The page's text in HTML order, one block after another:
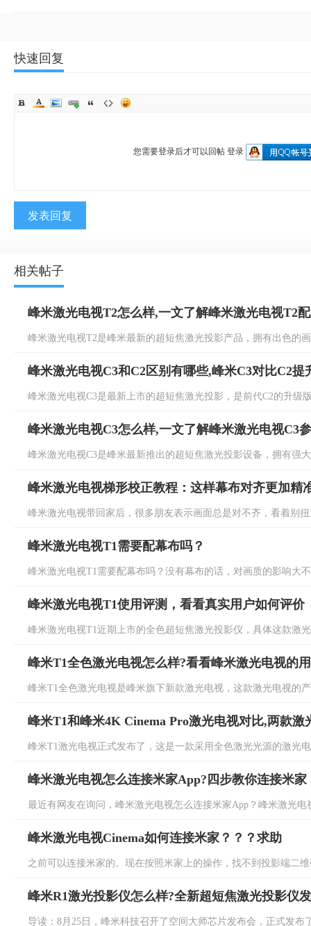
快速回复
您需要登录后才可以回帖 登录
发表回复
相关帖子
峰米激光电视T2怎么样,一文了解峰米激光电视T2
峰米激光电视T2是峰米最新的超短焦激光投影产品，拥有出色的
峰米激光电视C3和C2区别有哪些,峰米C3对比C2提
峰米激光电视C3是最新上市的超短焦激光投影，是前代C2的升级
峰米激光电视C3怎么样,一文了解峰米激光电视C3
峰米激光电视C3是峰米最新推出的超短焦激光投影设备，拥有强
峰米激光电视梯形校正教程：这样幕布对齐更加精
峰米激光电视带回家后，很多朋友表示画面总是对不齐，看着别
峰米激光电视T1需要配幕布吗？
峰米激光电视T1需要配幕布吗？没有幕布的话，对画质的影响大
峰米激光电视T1使用评测，看看真实用户如何评价
峰米激光电视T1近期上市的全色超短焦激光投影仪，具体这款激
峰米T1全色激光电视怎么样?看看峰米激光电视的
峰米T1全色激光电视是峰米旗下新款激光电视，这款激光电视的
峰米T1和峰米4K Cinema Pro激光电视对比,两款激
峰米T1激光电视正式发布了，这是一款采用全色激光光源的激光
峰米激光电视怎么连接米家App?四步教你连接米家
最近有网友在询问，峰米激光电视怎么连接米家App？峰米激光
峰米激光电视Cinema如何连接米家？？？求助
之前可以连接米家的。现在按照米家上的操作，找不到投影端二
峰米R1激光投影仪怎么样?全新超短焦激光投影仪
导读：8月25日，峰米科技召开了空间大师芯片发布会，正式发布